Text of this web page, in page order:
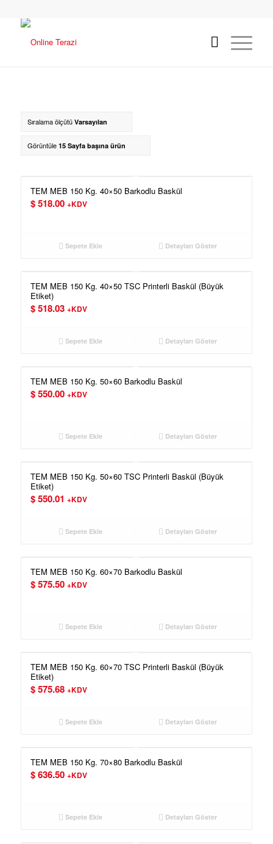
Sıralama ölçütü Varsayılan
Görüntüle 15 Sayfa başına ürün
TEM MEB 150 Kg. 40×50 Barkodlu Baskül
$518.00 +KDV
Sepete Ekle Detayları Göster
TEM MEB 150 Kg. 40×50 TSC Printerli Baskül (Büyük
Etiket)
$518.03 +KDV
Sepete Ekle Detayları Göster
TEM MEB 150 Kg. 50×60 Barkodlu Baskül
$550.00 +KDV
Sepete Ekle Detayları Göster
TEM MEB 150 Kg. 50×60 TSC Printerli Baskül (Büyük
Etiket)
$550.01 +KDV
Sepete Ekle Detayları Göster
TEM MEB 150 Kg. 60×70 Barkodlu Baskül
$575.50 +KDV
Sepete Ekle Detayları Göster
TEM MEB 150 Kg. 60×70 TSC Printerli Baskül (Büyük
Etiket)
$575.68 +KDV
Sepete Ekle Detayları Göster
TEM MEB 150 Kg. 70×80 Barkodlu Baskül
$636.50 +KDV
Sepete Ekle Detayları Göster